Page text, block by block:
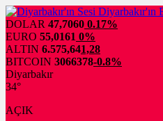
DOLAR 47,7060 0.17%
EURO 55,0161 0%
ALTIN 6.575,641,28
BITCOIN 3066378-0.8%
Diyarbakır
34°
AÇIK